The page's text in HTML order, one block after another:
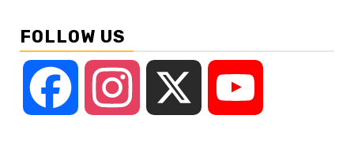
FOLLOW US
Facebook Instagram